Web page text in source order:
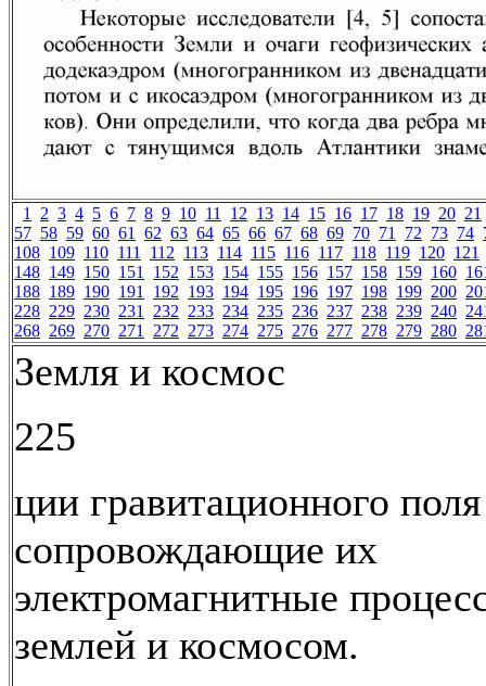
1 2 3 4 5 6 7 8 9 10 11 12 13 14 15 16 17 18 19 20 21
57 58 59 60 61 62 63 64 65 66 67 68 69 70 71 72 73 74
108 109 110 111 112 113 114 115 116 117 118 119 120 121
148 149 150 151 152 153 154 155 156 157 158 159 160
188 189 190 191 192 193 194 195 196 197 198 199 200
228 229 230 231 232 233 234 235 236 237 238 239 240
268 269 270 271 272 273 274 275 276 277 278 279 280
Земля и космос
225
ции гравитационного
сопровождающие их
электромагнитные
землей и космосом.